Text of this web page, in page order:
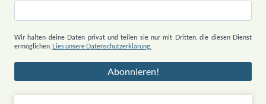
Wir halten deine Daten privat und teilen sie nur mit Dritten, die diesen Dienst
ermöglichen. Lies unsere Datenschutzerklärung.